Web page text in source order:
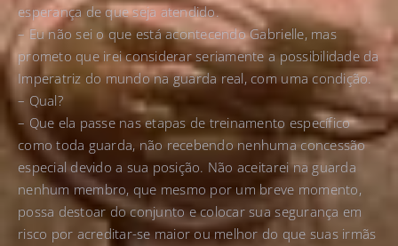
esperança de que seja atendido.
– Eu não sei o que está acontecendo Gabrielle, mas
prometo que irei considerar seriamente a possibilidade da
Imperatriz do mundo na guarda real, com uma condição.
– Qual?
– Que ela passe nas etapas de treinamento específico
como toda guarda, não recebendo nenhuma concessão
especial devido a sua posição. Não aceitarei na guarda
nenhum membro, que mesmo por um breve momento,
possa destoar do conjunto e colocar sua segurança em
risco por acreditar-se maior ou melhor do que suas irmãs